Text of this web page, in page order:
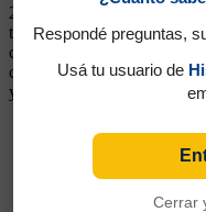
2-1 en el Monumental en
triunfo por el mismo
campeonato. En el '68 le
carrera en Perú, Ecuador,
y Guatemala
Respondé preguntas,
Usá tu usuario de
Cerrar